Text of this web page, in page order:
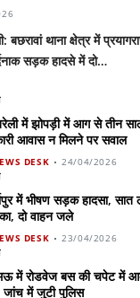
बछरावां थाना क्षेत्र में
सड़क हादसे में दो…
में झोपड़ी में आग से तीन
आवास न मिलने पर सवाल
DESK 24/04/2026
में भीषण सड़क हादसा, सात
दो वाहन जले
DESK 23/04/2026
में रोडवेज बस की चपेट में
जांच में जुटी पुलिस